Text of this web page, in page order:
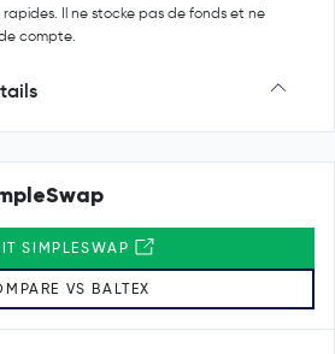
Il ne stocke pas de fonds et ne
compte.
SIMPLESWAP
VS BALTEX